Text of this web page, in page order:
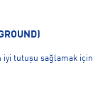
iyi tutuşu sağlamak için